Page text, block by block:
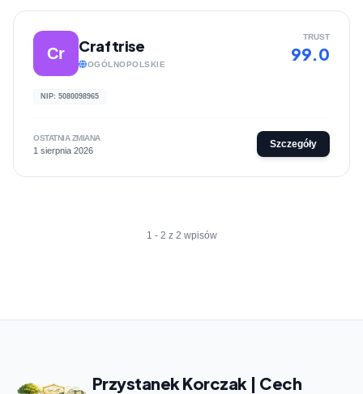
Cr Craftrise
OGÓLNOPOLSKIE
TRUST
99.0
NIP: 5080098965
OSTATNIA ZMIANA
1 sierpnia 2026
Szczegóły
1 - 2 z 2 wpisów
Przystanek Korczak | Cech